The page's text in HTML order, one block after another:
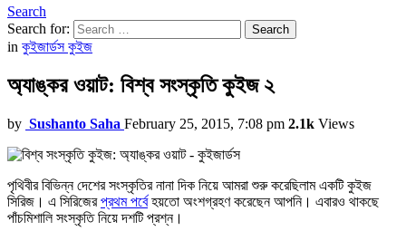
Search
Search for:
Search
in কুইজার্ডস কুইজ
অ্যাঙ্কর ওয়াট: বিশ্ব সংস্কৃতি কুইজ ২
by Sushanto Saha February 25, 2015, 7:08 pm 2.1k Views
পৃথিবীর বিভিন্ন দেশের সংস্কৃতির নানা দিক নিয়ে আমরা শুরু করেছিলাম একটি কুইজ
সিরিজ। এ সিরিজেরপ্রথম পর্বেহয়তো অংশগ্রহণ করেছেন আপনি। এবারও থাকছে
পাঁচমিশালি সংস্কৃতি নিয়ে দশটি প্রশ্ন।